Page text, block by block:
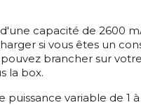
capacité de 2600
si vous êtes un
brancher sur
la box.
puissance variable de